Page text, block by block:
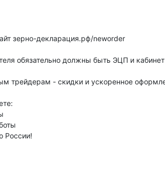
зерно-декларация.рф/neworder
обязательно должны быть ЭЦП и кабинет
трейдерам - скидки и ускоренное
России!